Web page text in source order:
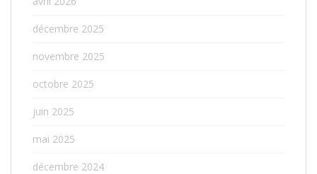
décembre 2025
novembre 2025
octobre 2025
juin 2025
mai 2025
décembre 2024